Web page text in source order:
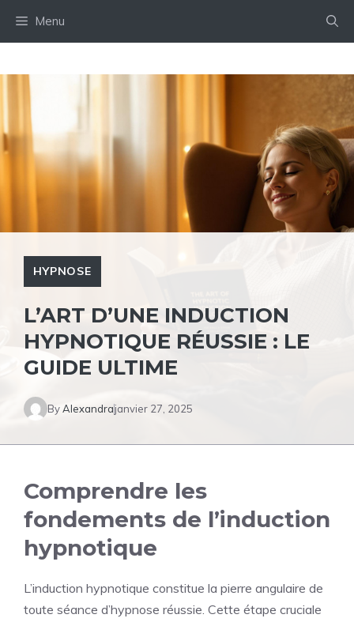
Menu
HYPNOSE
L’ART D’UNE INDUCTION
HYPNOTIQUE RÉUSSIE : LE
GUIDE ULTIME
ByAlexandrajanvier 27, 2025
Comprendre les
fondements de l’induction
hypnotique
L’induction hypnotique constitue la pierre angulaire de
toute séance d’hypnose réussie. Cette étape cruciale